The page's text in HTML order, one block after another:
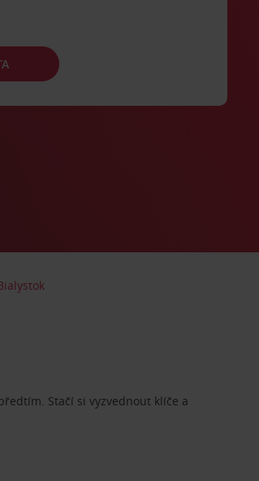
Stačí si vyzvednout klíče a